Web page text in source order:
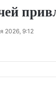
2026, 9:12